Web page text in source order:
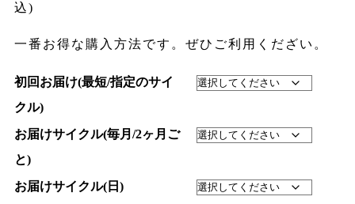
込)
一番お得な購入方法です。ぜひご利用くだざい。
初回お届け(最短/指定のサイ
クル)
お届けサイクル(毎月/2ヶ月ご
と)
お届けサイクル(日)